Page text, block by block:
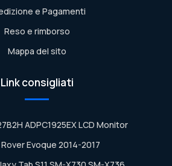
e Pagamenti
Reso e rimborso
Mappa del sito
Link consigliati
ADPC1925EX LCD Monitor
Evoque 2014-2017